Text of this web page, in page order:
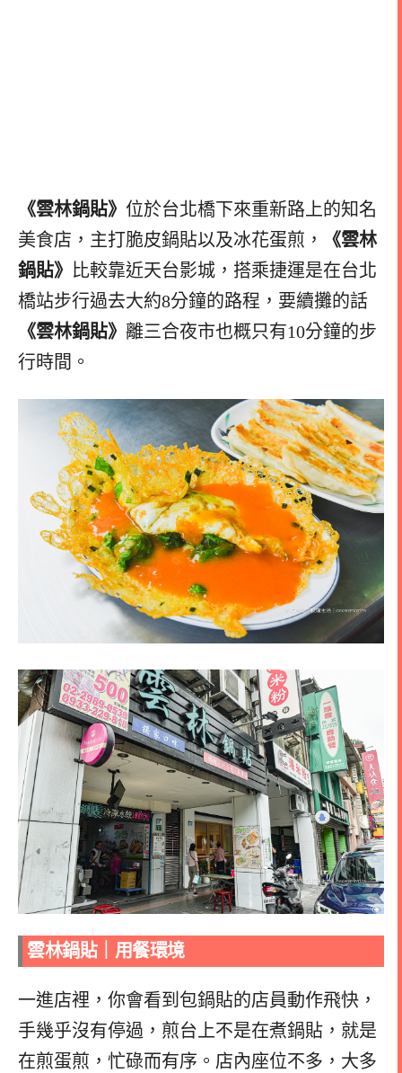
《雲林鍋貼》 位於台北橋下來重新路上的知名
美食店，主打脆皮鍋貼以及冰花蛋煎，
《雲林
鍋貼》 比較靠近天台影城，搭乘捷運是在台北
橋站步行過去大約8分鐘的路程，要續攤的話
《雲林鍋貼》 離三合夜市也概只有10分鐘的步
行時間。
雲林鍋貼｜ 用餐環境
一進店裡，你會看到包鍋貼的店員動作飛快，
手幾乎沒有停過，煎台上不是在煮鍋貼，就是
在煎蛋煎，忙碌而有序。店內座位不多，大多